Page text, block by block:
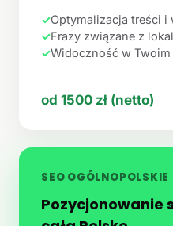
✓Optymalizacja treści
✓Frazy związane z
✓Widoczność w
od 1500 zł (netto)
SEO OGÓLNOPOLSKIE
Pozycjonowanie